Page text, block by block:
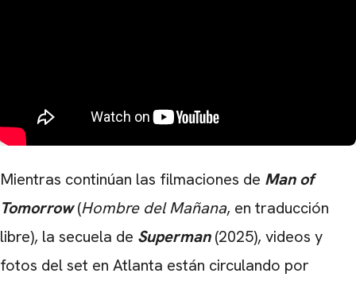
Mientras continúan las filmaciones de Man of
Tomorrow(Hombre del Mañana, en traducción
libre), la secuela de Superman(2025), videos y
fotos del set en Atlanta están circulando por